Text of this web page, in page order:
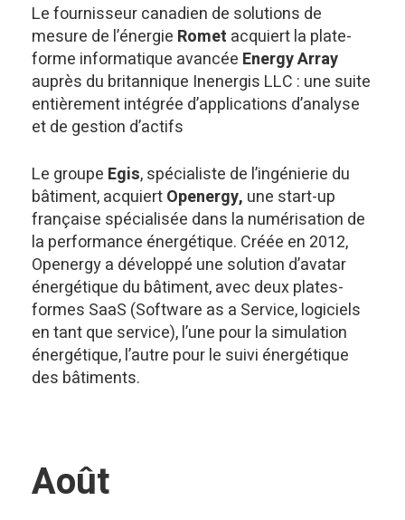
Le fournisseur canadien de solutions de
mesure de l’énergie Romet acquiert la plate-
forme informatique avancée Energy Array
auprès du britannique Inenergis LLC : une suite
entièrement intégrée d’applications d’analyse
et de gestion d’actifs
Le groupe Egis, spécialiste de l’ingénierie du
bâtiment, acquiertOpenergy, une start-up
française spécialisée dans la numérisation de
la performance énergétique. Créée en 2012,
Openergy a développé une solution d’avatar
énergétique du bâtiment, avec deux plates-
formes SaaS (Software as a Service, logiciels
en tant que service), l’une pour la simulation
énergétique, l’autre pour le suivi énergétique
des bâtiments.
Août